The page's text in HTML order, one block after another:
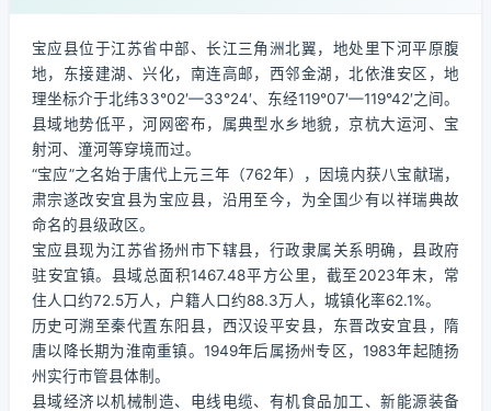
宝应县位于江苏省中部、长江三角洲北翼，地处里下河平原腹
地，东接建湖、兴化，南连高邮，西邻金湖，北依淮安区，地
理坐标介于北纬33°02′—33°24′、东经119°07′—119°42′之间。
县域地势低平，河网密布，属典型水乡地貌，京杭大运河、宝
射河、潼河等穿境而过。
“宝应”之名始于唐代上元三年（762年），因境内获八宝献瑞，
肃宗遂改安宜县为宝应县，沿用至今，为全国少有以祥瑞典故
命名的县级政区。
宝应县现为江苏省扬州市下辖县，行政隶属关系明确，县政府
驻安宜镇。县域总面积1467.48平方公里，截至2023年末，常
住人口约72.5万人，户籍人口约88.3万人，城镇化率62.1%。
历史可溯至秦代置东阳县，西汉设平安县，东晋改安宜县，隋
唐以降长期为淮南重镇。1949年后属扬州专区，1983年起随扬
州实行市管县体制。
县域经济以机械制造、电线电缆、有机食品加工、新能源装备